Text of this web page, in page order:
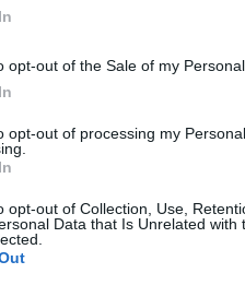
opt-out of the Sale of my Personal
opt-out of processing my
opt-out of Collection, Use,
Data that Is Unrelated with
di orchestrare
inworkload
modello, ma la
di feedback e qualità
governance dei prompt
supporto e back-
a strati